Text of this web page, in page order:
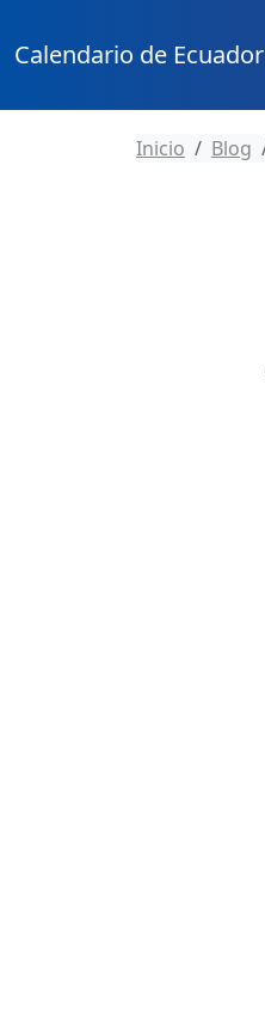
Calendario de Ecuador
Inicio Blog